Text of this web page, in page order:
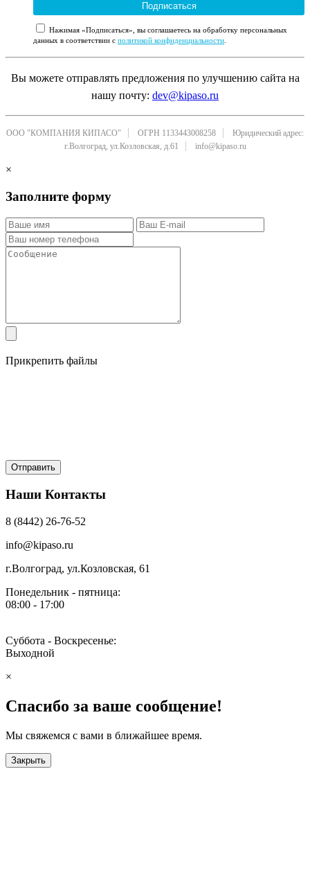
Подписаться
Нажимая «Подписаться», вы соглашаетесь на обработку персональных
данных в соответствии с политикой конфиденциальности
Вы можете отправлять предложения по улучшению сайта на
нашу почту: dev@kipaso.ru
ООО "КОМПАНИЯ КИПАСО" ОГРН 1133443008258
Юридический адрес:
г.Волгоград, ул.Козловская, д.61
info@kipaso.ru
×
Заполните форму
Прикрепить файлы
Наши Контакты
8 (8442) 26-76-52
info@kipaso.ru
г.Волгоград, ул.Козловская, 61
Понедельник - пятница:
08:00 - 17:00
Суббота - Воскресенье:
Выходной
×
Спасибо за ваше сообщение!
Мы свяжемся с вами в ближайшее время.
Закрыть